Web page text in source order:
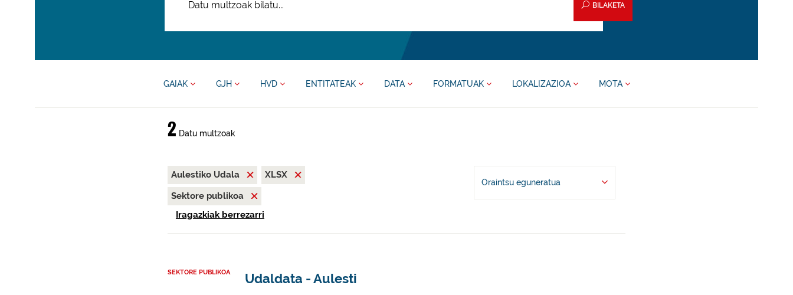
BILAKETA
GAIAK GJH HVD ENTITATEAK DATA FORMATUAK LOKALIZAZIOA MOTA
2 Datu multzoak
Aulestiko Udala
XLSX
Sektore publikoa
Iragazkiak berrezarri
Oraintsu eguneratua
SEKTORE PUBLIKOA Udaldata - Aulesti